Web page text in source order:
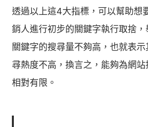
透過以上這4大指標，可以幫助想
銷人進行初步的關鍵字執行取捨
關鍵字的搜尋量不夠高，也就表
尋熱度不高，換言之，能夠為網
相對有限。